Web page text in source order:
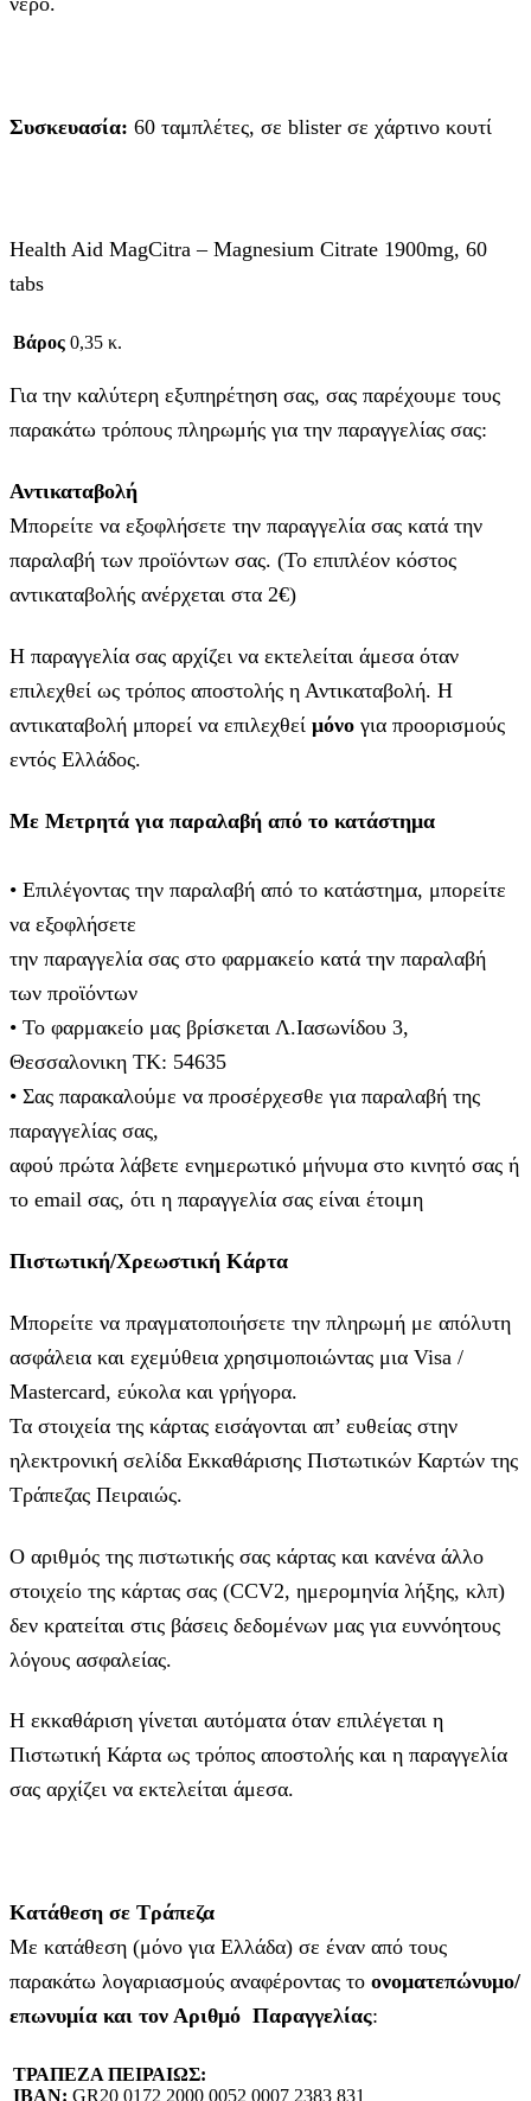
Συσκευασία: 60 ταμπλέτες, σε blister σε χάρτινο κουτί
Health Aid MagCitra – Magnesium Citrate 1900mg, 60
tabs
Βάρος 0,35 κ.
Για την καλύτερη εξυπηρέτηση σας, σας παρέχουμε τους
παρακάτω τρόπους πληρωμής για την παραγγελίας σας:
Αντικαταβολή
Μπορείτε να εξοφλήσετε την παραγγελία σας κατά την
παραλαβή των προϊόντων σας. (Το επιπλέον κόστος
αντικαταβολής ανέρχεται στα 2€)
Η παραγγελία σας αρχίζει να εκτελείται άμεσα όταν
επιλεχθεί ως τρόπος αποστολής η Αντικαταβολή. Η
αντικαταβολή μπορεί να επιλεχθεί μόνο για προορισμούς
εντός Ελλάδος.
Με Μετρητά για παραλαβή από το κατάστημα
• Επιλέγοντας την παραλαβή από το κατάστημα, μπορείτε
να εξοφλήσετε
την παραγγελία σας στο φαρμακείο κατά την παραλαβή
των προϊόντων
• Το φαρμακείο μας βρίσκεται Λ.Ιασωνίδου 3,
Θεσσαλονικη ΤΚ: 54635
• Σας παρακαλούμε να προσέρχεσθε για παραλαβή της
παραγγελίας σας,
αφού πρώτα λάβετε ενημερωτικό μήνυμα στο κινητό σας ή
το email σας, ότι η παραγγελία σας είναι έτοιμη
Πιστωτική/Χρεωστική Κάρτα
Μπορείτε να πραγματοποιήσετε την πληρωμή με απόλυτη
ασφάλεια και εχεμύθεια χρησιμοποιώντας μια Visa /
Mastercard, εύκολα και γρήγορα.
Τα στοιχεία της κάρτας εισάγoνται απ’ ευθείας στην
ηλεκτρονική σελίδα Εκκαθάρισης Πιστωτικών Καρτών της
Τράπεζας Πειραιώς.
Ο αριθμός της πιστωτικής σας κάρτας και κανένα άλλο
στοιχείο της κάρτας σας (CCV2, ημερομηνία λήξης, κλπ)
δεν κρατείται στις βάσεις δεδομένων μας για ευννόητους
λόγους ασφαλείας.
Η εκκαθάριση γίνεται αυτόματα όταν επιλέγεται η
Πιστωτική Κάρτα ως τρόπος αποστολής και η παραγγελία
σας αρχίζει να εκτελείται άμεσα.
Κατάθεση σε Τράπεζα
Με κατάθεση (μόνο για Ελλάδα) σε έναν από τους
παρακάτω λογαριασμούς αναφέροντας το ονοματεπώνυμο/
επωνυμία και τον Αριθμό Παραγγελίας:
ΤΡΑΠΕΖΑ ΠΕΙΡΑΙΩΣ:
IBAN: GR20 0172 2000 0052 0007 2383 831